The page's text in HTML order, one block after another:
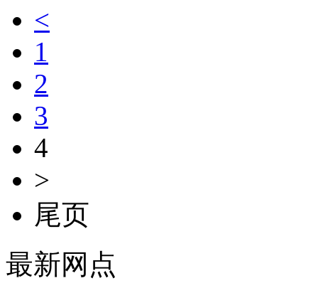
<
1
2
3
4
>
尾页
最新网点